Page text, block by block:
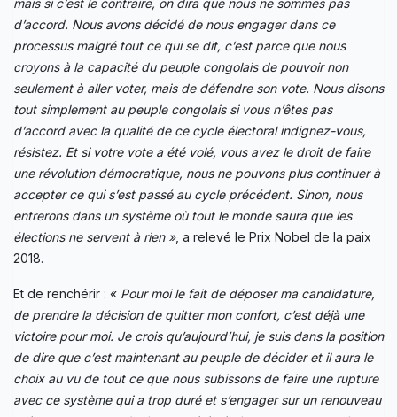
d’accord. Nous avons décidé de nous engager dans ce
processus malgré tout ce qui se dit, c’est parce que nous
croyons à la capacité du peuple congolais de pouvoir non
seulement à aller voter, mais de défendre son vote. Nous disons
tout simplement au peuple congolais si vous n’êtes pas
d’accord avec la qualité de ce cycle électoral indignez-vous,
résistez. Et si votre vote a été volé, vous avez le droit de faire
une révolution démocratique, nous ne pouvons plus continuer à
accepter ce qui s’est passé au cycle précédent. Sinon, nous
entrerons dans un système où tout le monde saura que les
élections ne servent à rien », a relevé le Prix Nobel de la paix
2018.
Et de renchérir : « Pour moi le fait de déposer ma candidature,
de prendre la décision de quitter mon confort, c’est déjà une
victoire pour moi. Je crois qu’aujourd’hui, je suis dans la position
de dire que c’est maintenant au peuple de décider et il aura le
choix au vu de tout ce que nous subissons de faire une rupture
avec ce système qui a trop duré et s’engager sur un renouveau